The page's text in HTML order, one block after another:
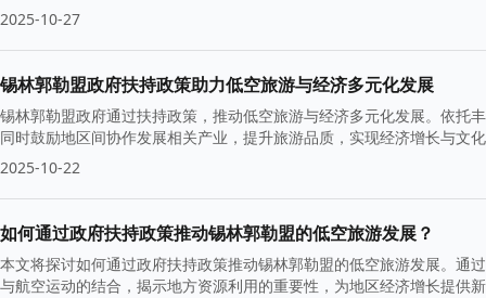
2025-10-27
锡林郭勒盟政府扶持政策助力低空旅游与经济多元化发展
锡林郭勒盟政府通过扶持政策，推动低空旅游与经济多元化发展。依托
同时鼓励地区间协作发展相关产业，提升旅游品质，实现经济增长与文
2025-10-22
如何通过政府扶持政策推动锡林郭勒盟的低空旅游发展？
本文将探讨如何通过政府扶持政策推动锡林郭勒盟的低空旅游发展。通
与航空运动的结合，揭示地方资源利用的重要性，为地区经济增长提供